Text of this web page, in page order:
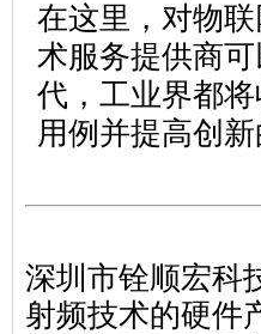
在这里，对物
术服务提供商
代，工业界都
用例并提高创新
深圳市铨顺宏科
射频技术的硬件